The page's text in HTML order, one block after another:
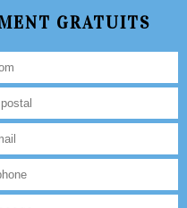
GRATUITS